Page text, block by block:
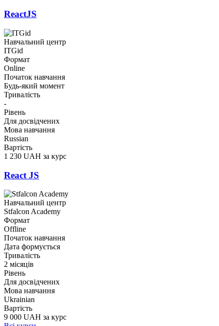
ReactJS
Навчальний центр
ITGid
Формат
Online
Початок навчання
Будь-який момент
Тривалість
-
Рівень
Для досвідчених
Мова навчання
Russian
Вартість
1 230 UAH за курс
React JS
Навчальний центр
Stfalcon Academy
Формат
Offline
Початок навчання
Дата формується
Тривалість
2 місяців
Рівень
Для досвідчених
Мова навчання
Ukrainian
Вартість
9 000 UAH за курс